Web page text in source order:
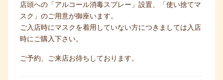
店頭への「アルコール消毒スプレー」設置、「使い捨てマ
スク」のご用意が御座います。
ご入店時にマスクを着用していない方につきましては入店
時にご購入下さい。
ご予約、ご来店お待ちしております。